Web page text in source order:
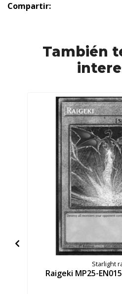
Compartir:
También
Starlight
Raigeki MP25-